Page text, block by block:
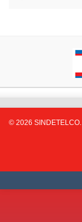
© 2026 SINDETELCO.